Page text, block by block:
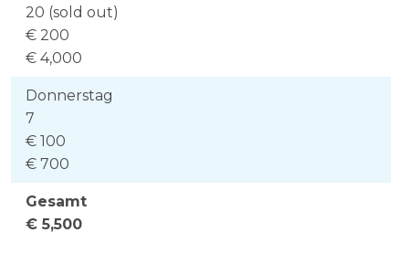
20 (sold out)
€ 200
€ 4,000
Donnerstag
7
€ 100
€ 700
Gesamt
€ 5,500